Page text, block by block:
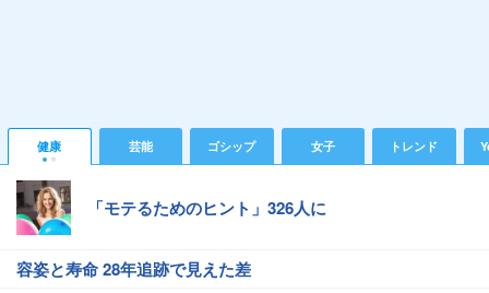
健康 芸能 ゴシップ 女子 トレンド
「モテるためのヒント」326人に
容姿と寿命 28年追跡で見えた差